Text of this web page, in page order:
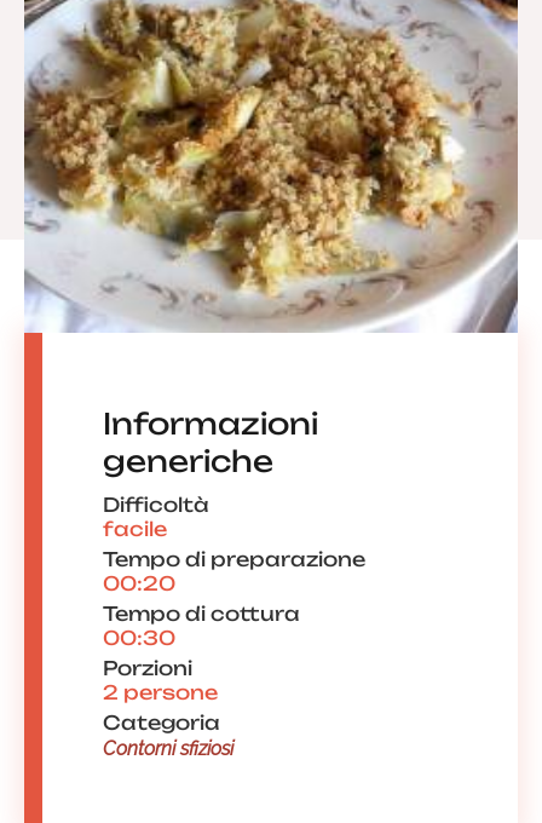
Informazioni
generiche
Difficoltà
facile
Tempo di preparazione
00:20
Tempo di cottura
00:30
Porzioni
2 persone
Categoria
Contorni sfiziosi